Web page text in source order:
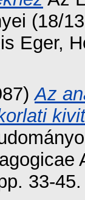
(18/
Eger,
Az
33-45.